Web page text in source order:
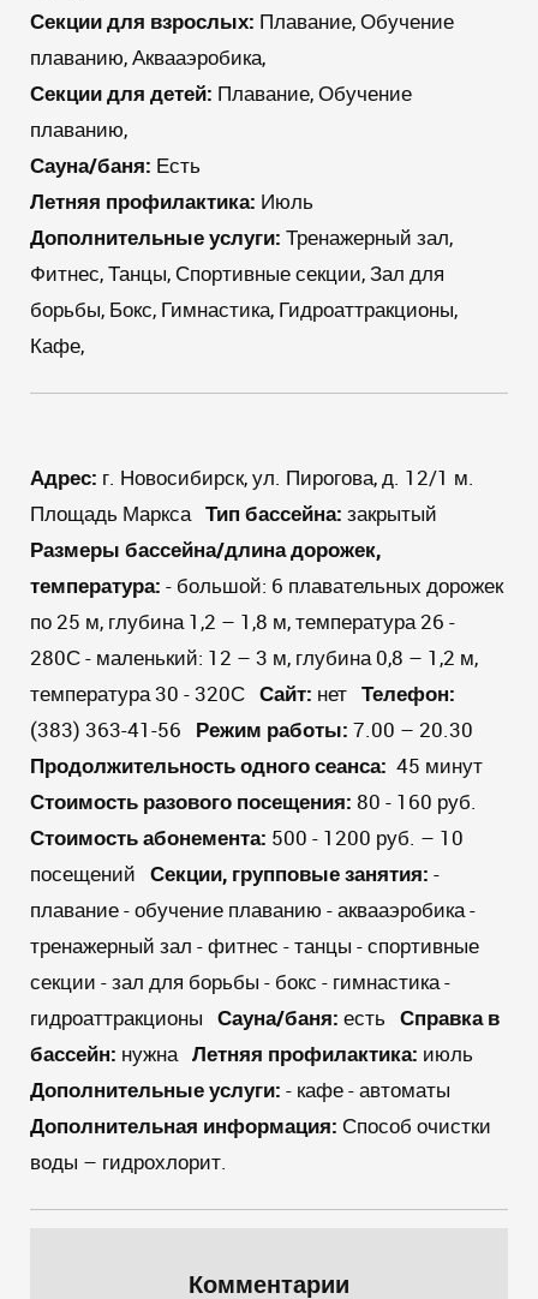
Секции для взрослых: Плавание, Обучение
плаванию, Аквааэробика,
Секции для детей: Плавание, Обучение
плаванию,
Сауна/баня: Есть
Летняя профилактика: Июль
Дополнительные услуги: Тренажерный зал,
Фитнес, Танцы, Спортивные секции, Зал для
борьбы, Бокс, Гимнастика, Гидроаттракционы,
Кафе,
Адрес: г. Новосибирск, ул. Пирогова, д. 12/1 м.
Площадь Маркса Тип бассейна: закрытый
Размеры бассейна/длина дорожек,
температура: - большой: 6 плавательных дорожек
по 25 м, глубина 1,2 – 1,8 м, температура 26 -
280С - маленький: 12 – 3 м, глубина 0,8 – 1,2 м,
температура 30 - 320С Сайт: нет Телефон:
(383) 363-41-56 Режим работы: 7.00 – 20.30
Продолжительность одного сеанса: 45 минут
Стоимость разового посещения: 80 - 160 руб.
Стоимость абонемента: 500 - 1200 руб. – 10
посещений Секции, групповые занятия: -
плавание - обучение плаванию - аквааэробика -
тренажерный зал - фитнес - танцы - спортивные
секции - зал для борьбы - бокс - гимнастика -
гидроаттракционы Сауна/баня: есть Справка в
бассейн: нужна Летняя профилактика: июль
Дополнительные услуги: - кафе - автоматы
Дополнительная информация: Способ очистки
воды – гидрохлорит.
Комментарии